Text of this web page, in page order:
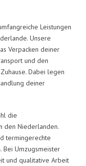
Leistungen
Unsere
Verpacken deiner
und den
Dabei legen
deiner
die
den Niederlanden.
termingerechte
Bei Umzugsmeister
und qualitative Arbeit